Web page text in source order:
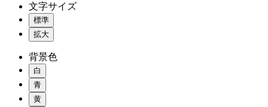
文字サイズ
標準
拡大
背景色
白
青
黄